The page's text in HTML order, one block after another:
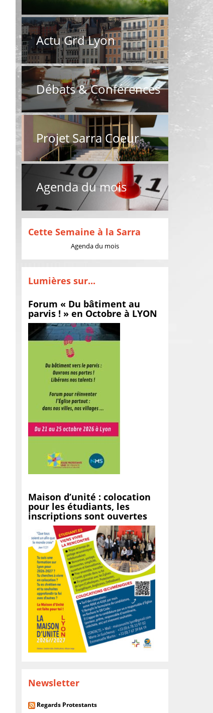
Actu Grd Lyon
Débats & Conférences
Projet Sarra Coeur
Agenda du mois
Cette Semaine à la Sarra
Agenda du mois
Lumières sur...
Forum « Du bâtiment au
parvis ! » en Octobre à LYON
Maison d’unité : colocation
pour les étudiants, les
inscriptions sont ouvertes
Newsletter
Regards Protestants